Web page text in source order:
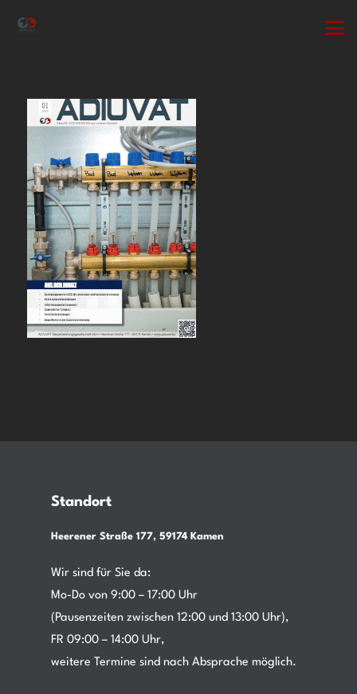
Standort
Heerener Straße 177, 59174 Kamen
Wir sind für Sie da:
Mo-Do von 9:00 – 17:00 Uhr
(Pausenzeiten zwischen 12:00 und 13:00 Uhr),
FR 09:00 – 14:00 Uhr,
weitere Termine sind nach Absprache möglich.